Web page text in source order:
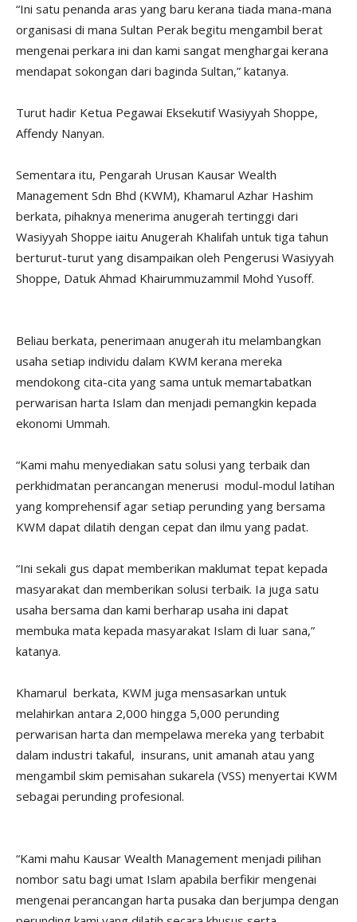
“Ini satu penanda aras yang baru kerana tiada mana-mana
organisasi di mana Sultan Perak begitu mengambil berat
mengenai perkara ini dan kami sangat menghargai kerana
mendapat sokongan dari baginda Sultan,” katanya.
Turut hadir Ketua Pegawai Eksekutif Wasiyyah Shoppe,
Affendy Nanyan.
Sementara itu, Pengarah Urusan Kausar Wealth
Management Sdn Bhd (KWM), Khamarul Azhar Hashim
berkata, pihaknya menerima anugerah tertinggi dari
Wasiyyah Shoppe iaitu Anugerah Khalifah untuk tiga tahun
berturut-turut yang disampaikan oleh Pengerusi Wasiyyah
Shoppe, Datuk Ahmad Khairummuzammil Mohd Yusoff.
Beliau berkata, penerimaan anugerah itu melambangkan
usaha setiap individu dalam KWM kerana mereka
mendokong cita-cita yang sama untuk memartabatkan
perwarisan harta Islam dan menjadi pemangkin kepada
ekonomi Ummah.
“Kami mahu menyediakan satu solusi yang terbaik dan
perkhidmatan perancangan menerusi modul-modul latihan
yang komprehensif agar setiap perunding yang bersama
KWM dapat dilatih dengan cepat dan ilmu yang padat.
“Ini sekali gus dapat memberikan maklumat tepat kepada
masyarakat dan memberikan solusi terbaik. Ia juga satu
usaha bersama dan kami berharap usaha ini dapat
membuka mata kepada masyarakat Islam di luar sana,”
katanya.
Khamarul berkata, KWM juga mensasarkan untuk
melahirkan antara 2,000 hingga 5,000 perunding
perwarisan harta dan mempelawa mereka yang terbabit
dalam industri takaful, insurans, unit amanah atau yang
mengambil skim pemisahan sukarela (VSS) menyertai KWM
sebagai perunding profesional.
“Kami mahu Kausar Wealth Management menjadi pilihan
nombor satu bagi umat Islam apabila berfikir mengenai
mengenai perancangan harta pusaka dan berjumpa dengan